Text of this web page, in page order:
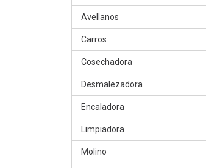
Avellanos
Carros
Cosechadora
Desmalezadora
Encaladora
Limpiadora
Molino